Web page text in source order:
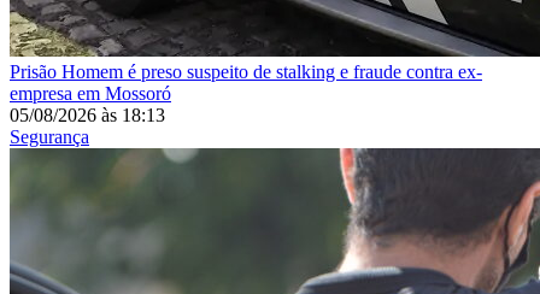
Prisão Homem é preso suspeito de stalking e fraude contra ex-
empresa em Mossoró
05/08/2026 às 18:13
Segurança